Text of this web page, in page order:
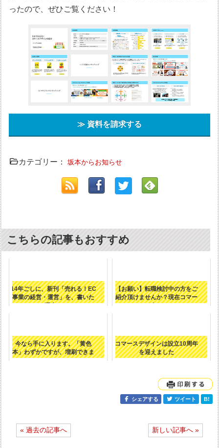
ったので、ぜひご覧ください！
≫ 資料を請求する
カテゴリー：坂本からお知らせ
こちらの記事もおすすめ
14年ごしに、新刊「売れる！EC
事業の経営・運営」を、書いた
【お願い】転職検討中の方をご
紹介頂けませんか？現在コマー
今なら手に入ります。「黄色
本」わずかですが、増刷できま
コマースデザインは設立10周年
を迎えました
シェアする ツイート B!
« 過去の記事へ 新しい記事へ »